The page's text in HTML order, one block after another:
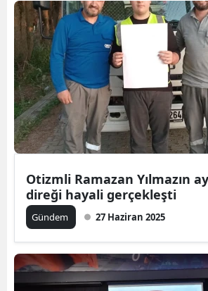
Otizmli Ramazan Yılmazın
direği hayali gerçekleşti
Gündem 27 Haziran 2025